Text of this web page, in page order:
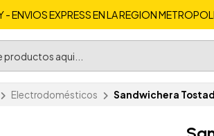
ENVIOS EXPRESS EN LA REGION
Electrodomésticos Sandwichera